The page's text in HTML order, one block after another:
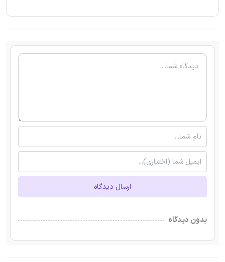
ارسال دیدگاه
بدون دیدگاه